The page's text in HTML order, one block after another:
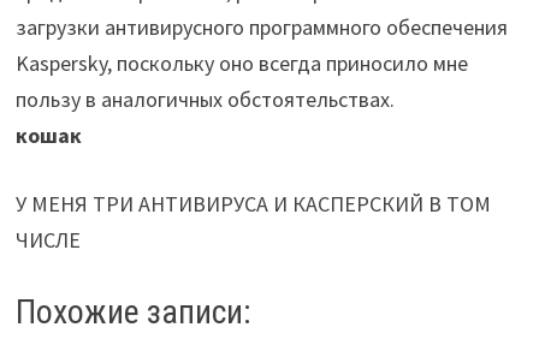
загрузки антивирусного программного обеспечения
Kaspersky, поскольку оно всегда приносило мне
пользу в аналогичных обстоятельствах.
кошак
У МЕНЯ ТРИ АНТИВИРУСА И КАСПЕРСКИЙ В ТОМ
ЧИСЛЕ
Похожие записи: